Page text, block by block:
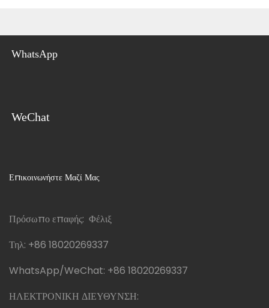
WhatsApp
WeChat
Επικοινωνήστε Μαζί Μας
Πρόσωπο επαφής: Φέλιξ
Τηλ: +86 18020269337
WhatsApp/WeChat: +86 18020269337
ΗΛΕΚΤΡΟΝΙΚΗ ΔΙΕΥΘΥΝΣΗ: